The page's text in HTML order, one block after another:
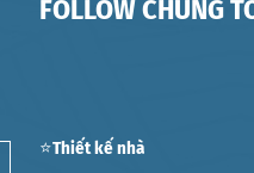
FOLLOW CHÚNG
⭐Thiết kế nhà